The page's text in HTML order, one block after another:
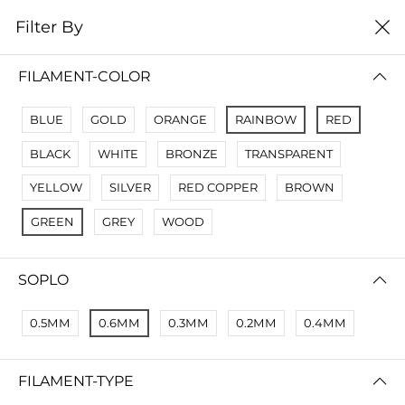
0
No Results
Not Found Filters1
Not Found Filters2
Filter By
FILAMENT-COLOR
BLUE GOLD ORANGE RAINBOW RED
BLACK WHITE BRONZE TRANSPARENT
YELLOW SILVER RED COPPER BROWN
GREEN GREY WOOD
SOPLO
0.5ММ 0.6ММ 0.3ММ 0.2ММ 0.4ММ
FILAMENT-TYPE